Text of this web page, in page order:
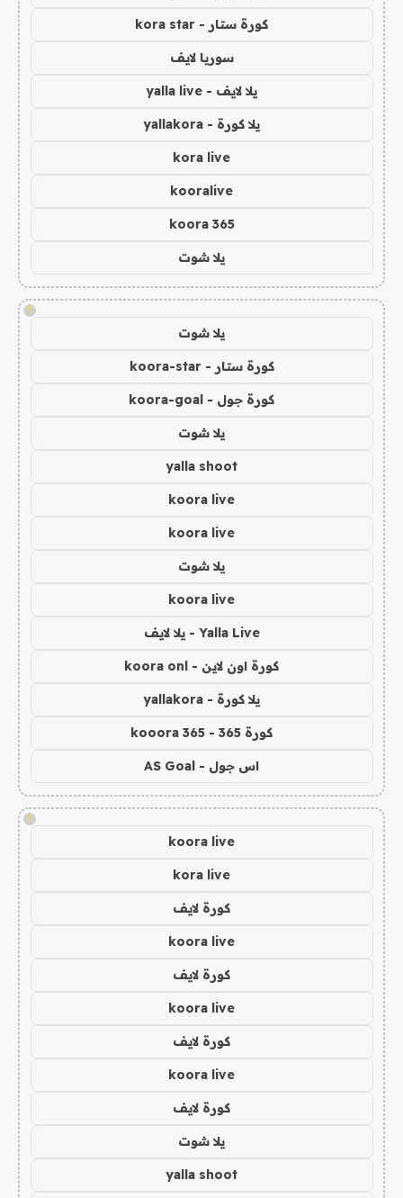
كورة ستار - kora star
سوريا لايف
يلا لايف - yalla live
يلا كورة - yallakora
kora live
kooralive
koora 365
يلا شوت
!
يلا شوت
كورة ستار - koora-star
كورة جول - koora-goal
يلا شوت
yalla shoot
koora live
koora live
يلا شوت
koora live
Yalla Live - يلا لايف
كورة اون لاين - koora onl
يلا كورة - yallakora
كورة 365 - kooora 365
اس جول - AS Goal
!
koora live
kora live
كورة لايف
koora live
كورة لايف
koora live
كورة لايف
koora live
كورة لايف
يلا شوت
yalla shoot